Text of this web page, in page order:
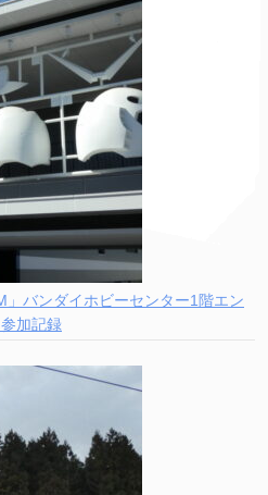
バンダイホビーセンター1階エン
加記録